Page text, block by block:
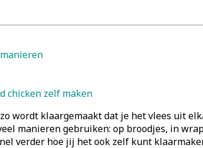
chicken zelf maken
wordt klaargemaakt dat je het vlees uit
manieren gebruiken: op broodjes, in
verder hoe jij het ook zelf kunt